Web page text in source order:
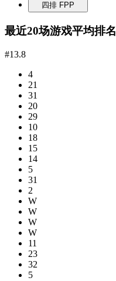
四排 FPP
最近20场游戏平均排名
#13.8
4
21
31
20
29
10
18
15
14
5
31
2
W
W
W
W
11
23
32
5